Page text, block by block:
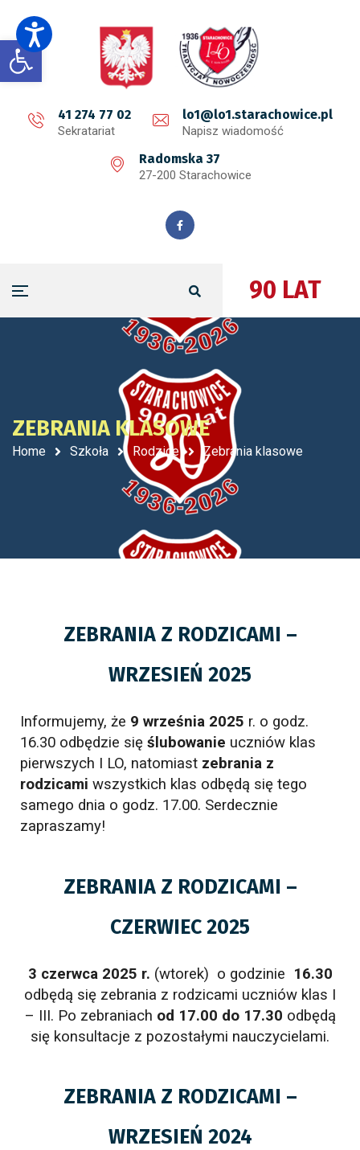
Open toolbar
41 274 77 02
Sekratariat
lo1@lo1.starachowice.pl
Napisz wiadomość
Radomska 37
27-200 Starachowice
90 LAT
ZEBRANIA KLASOWE
Home Szkoła Rodzice Zebrania klasowe
ZEBRANIA Z RODZICAMI –
WRZESIEŃ 2025
Informujemy, że 9 września 2025 r. o godz.
16.30 odbędzie się ślubowanie uczniów klas
pierwszych I LO, natomiast zebrania z
rodzicami wszystkich klas odbędą się tego
samego dnia o godz. 17.00. Serdecznie
zapraszamy!
ZEBRANIA Z RODZICAMI –
CZERWIEC 2025
3 czerwca 2025 r. (wtorek) o godzinie 16.30
odbędą się zebrania z rodzicami uczniów klas I
– III. Po zebraniach od 17.00 do 17.30 odbędą
się konsultacje z pozostałymi nauczycielami.
ZEBRANIA Z RODZICAMI –
WRZESIEŃ 2024